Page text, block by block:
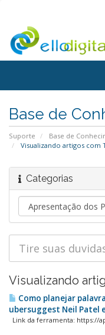
Base de
Suporte
Base de
Visualizando artigos com
Categorias
Visualizando
Como planejar
ubersuggest Neil Patel
Link da ferramenta: https://